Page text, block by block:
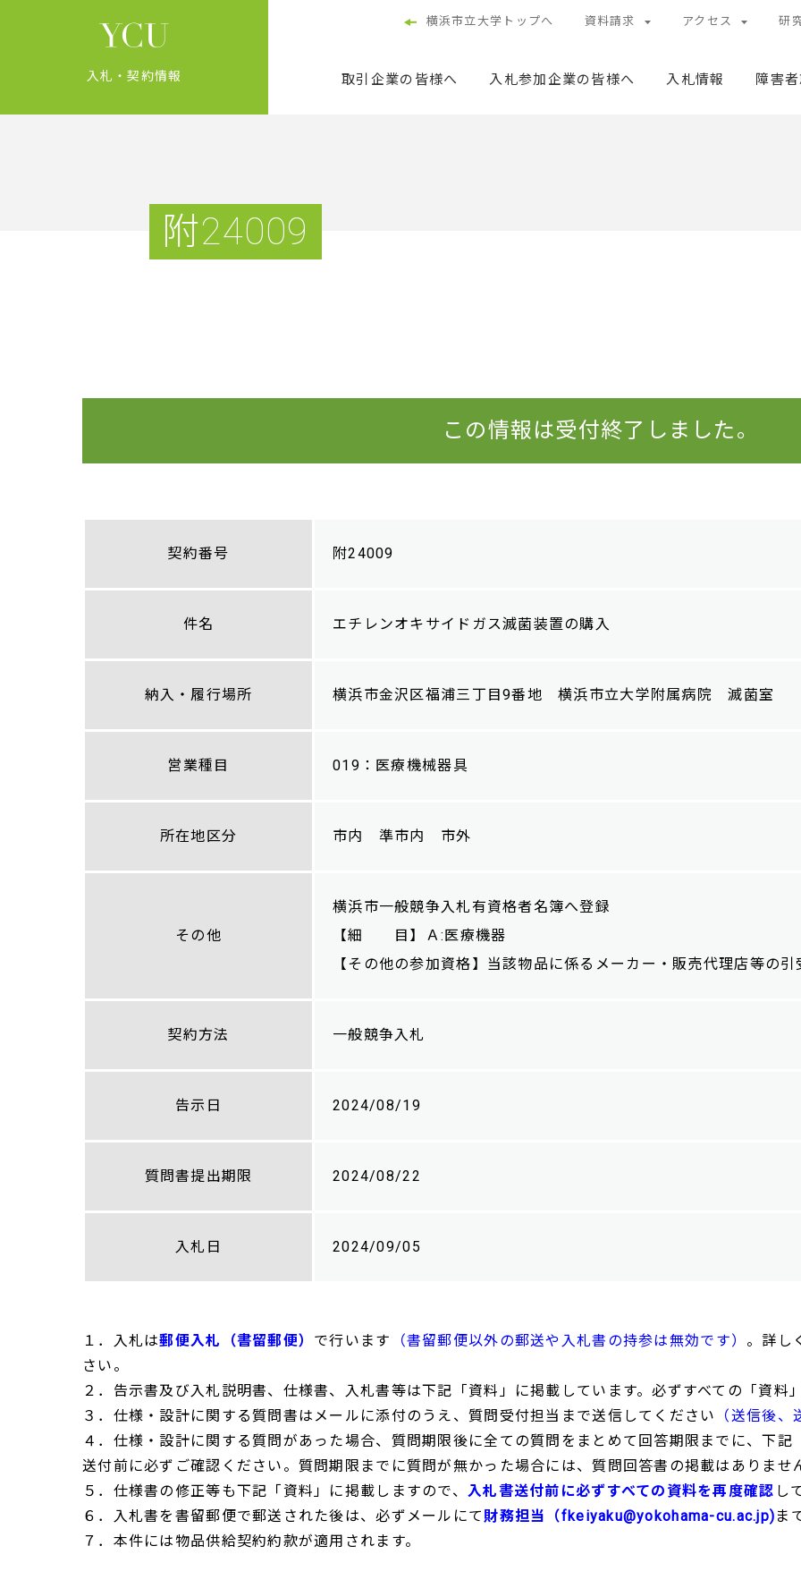
入札・契約情報
横浜市立大学トップへ 資料請求 アクセス 研
取引企業の皆様へ 入札参加企業の皆様へ 入札情報 障害
附24009
この情報は受付終了しました。
契約番号 附24009
件名 エチレンオキサイドガス滅菌装置の購入
納入・履行場所 横浜市金沢区福浦三丁目9番地 横浜市立大学附属病院 滅菌室
営業種目 019：医療機械器具
所在地区分 市内 準市内 市外
その他
横浜市一般競争入札有資格者名簿へ登録
【細 目】Ａ:医療機器
【その他の参加資格】当該物品に係るメーカー・販売代理店等の
契約方法 一般競争入札
告示日 2024/08/19
質問書提出期限 2024/08/22
入札日 2024/09/05
１．入札は郵便入札（書留郵便） で行います （書留郵便以外の郵送や入札書の持参は無効です） 。詳し
さい。
２．告示書及び入札説明書、仕様書、入札書等は下記「資料」に掲載しています。必ずすべての「資料
３．仕様・設計に関する質問書はメールに添付のうえ、質問受付担当まで送信してください
（送信後
４．仕様・設計に関する質問があった場合、質問期限後に全ての質問をまとめて回答期限までに、下
送付前に必ずご確認ください。質問期限までに質問が無かった場合には、質問回答書の掲載はありませ
５．仕様書の修正等も下記「資料」に掲載しますので、 入札書送付前に必ずすべての資料を再度確認 し
６．入札書を書留郵便で郵送された後は、必ずメールにて 財務担当（fkeiyaku@yokohama-cu.ac.jp) ま
７．本件には物品供給契約約款が適用されます。